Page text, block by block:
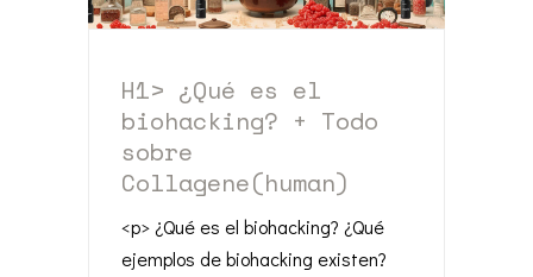
H1> ¿Qué es el
biohacking? + Todo
sobre
Collagene(human)
<p> ¿Qué es el biohacking? ¿Qué
ejemplos de biohacking existen?